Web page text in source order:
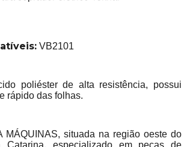
VB2101
poliéster de alta resistência, possui
rápido das folhas.
MÁQUINAS, situada na região oeste do
Catarina, especializado em peças de